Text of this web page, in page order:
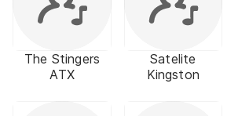
The Stingers
ATX
Satelite
Kingston